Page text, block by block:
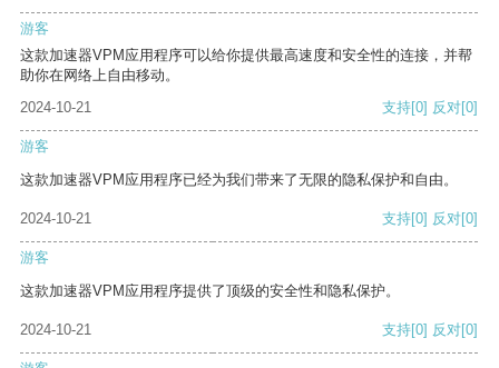
游客
这款加速器VPM应用程序可以给你提供最高速度和安全性的连接，并帮
助你在网络上自由移动。
2024-10-21
支持[0] 反对[0]
游客
这款加速器VPM应用程序已经为我们带来了无限的隐私保护和自由。
2024-10-21 支持[0] 反对[0]
游客
这款加速器VPM应用程序提供了顶级的安全性和隐私保护。
2024-10-21 支持[0] 反对[0]